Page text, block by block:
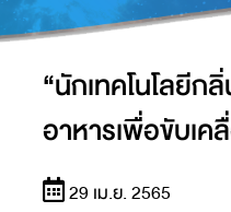
“นักเทคโนโลยี
อาหารเพื่อขับเค
29 เม.ย. 2565